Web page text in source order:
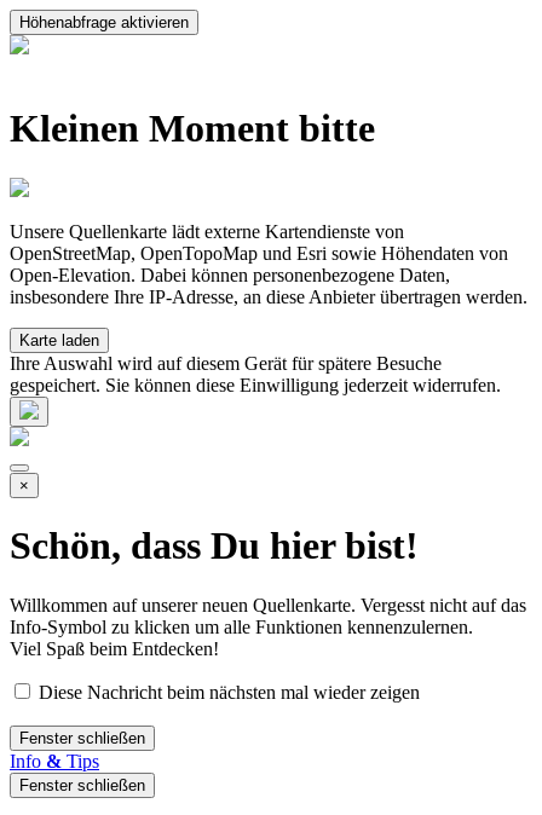
Höhenabfrage aktivieren
Kleinen Moment bitte
Unsere Quellenkarte lädt externe Kartendienste von
OpenStreetMap, OpenTopoMap und Esri sowie Höhendaten von
Open-Elevation. Dabei können personenbezogene Daten,
insbesondere Ihre IP-Adresse, an diese Anbieter übertragen werden.
Karte laden
Ihre Auswahl wird auf diesem Gerät für spätere Besuche
gespeichert. Sie können diese Einwilligung jederzeit widerrufen.
×
Schön, dass Du hier bist!
Willkommen auf unserer neuen Quellenkarte. Vergesst nicht auf das
Info-Symbol zu klicken um alle Funktionen kennenzulernen.
Viel Spaß beim Entdecken!
Diese Nachricht beim nächsten mal wieder zeigen
Fenster schließen
Info & Tips
Fenster schließen